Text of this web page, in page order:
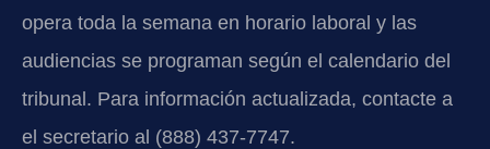
opera toda la semana en horario laboral y las
audiencias se programan según el calendario del
tribunal. Para información actualizada, contacte a
el secretario al (888) 437-7747.